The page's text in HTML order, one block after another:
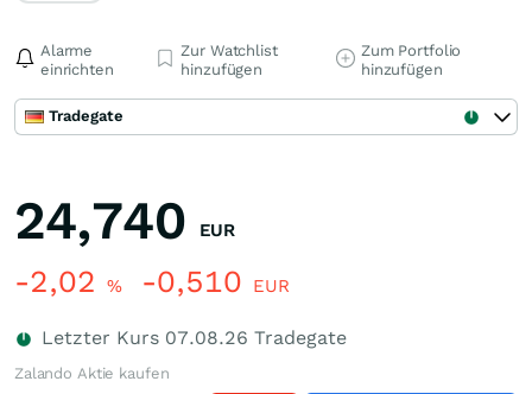
Alarme
einrichten
Zur Watchlist
hinzufügen
Zum Portfolio
hinzufügen
Tradegate
24,740 EUR
-2,02 % -0,510 EUR
Letzter Kurs 07.08.26 Tradegate
Zalando Aktie kaufen